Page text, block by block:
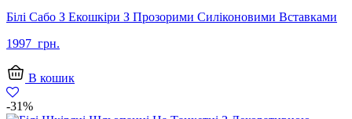
Білі Сабо З Екошкіри З Прозорими Силіконовими Вставками
1997 грн.
В кошик
-31%